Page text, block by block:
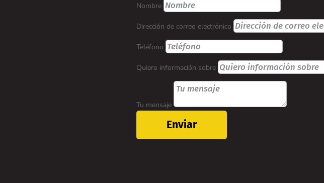
Nombre
Dirección de correo electrónico
Teléfono
Quiero información sobre
Tu mensaje
Enviar